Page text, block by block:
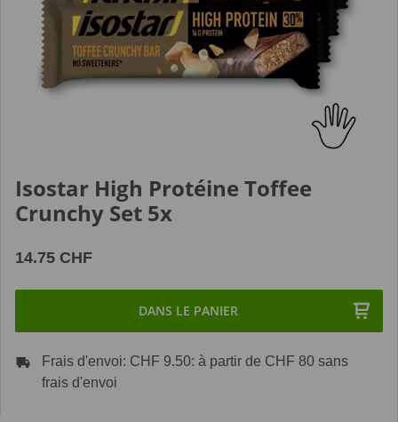
Isostar High Protéine Toffee
Crunchy Set 5x
14.75 CHF
DANS LE PANIER
Frais d'envoi: CHF 9.50: à partir de CHF 80 sans
frais d'envoi